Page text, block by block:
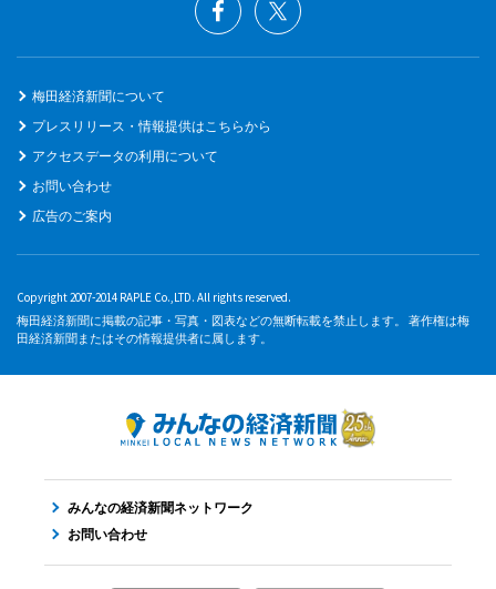
梅田経済新聞について
プレスリリース・情報提供はこちらから
アクセスデータの利用について
お問い合わせ
広告のご案内
Copyright 2007-2014 RAPLE Co.,LTD. All rights reserved.
梅田経済新聞に掲載の記事・写真・図表などの無断転載を禁止します。 著作権は梅
田経済新聞またはその情報提供者に属します。
みんなの経済新聞ネットワーク
お問い合わせ